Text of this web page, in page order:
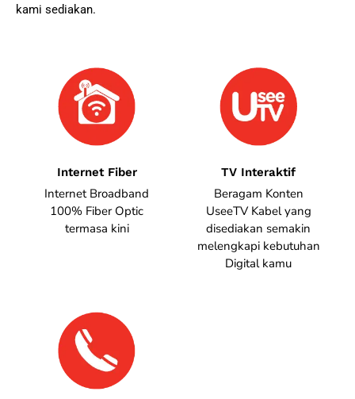
kami sediakan.
Internet Fiber
Internet Broadband
100% Fiber Optic
termasa kini
TV Interaktif
Beragam Konten
UseeTV Kabel yang
disediakan semakin
melengkapi kebutuhan
Digital kamu